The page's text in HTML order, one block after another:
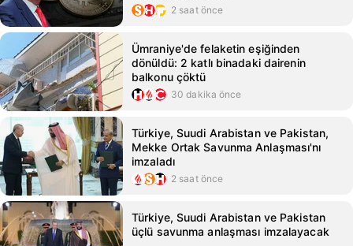
2 saat önce
Ümraniye'de felaketin eşiğinden
dönüldü: 2 katlı binadaki dairenin
balkonu çöktü
30 dakika önce
Türkiye, Suudi Arabistan ve Pakistan,
Mekke Ortak Savunma Anlaşması'nı
imzaladı
2 saat önce
Türkiye, Suudi Arabistan ve Pakistan
üçlü savunma anlaşması imzalayacak